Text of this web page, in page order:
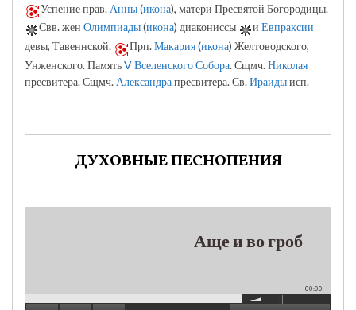
Успение прав. Анны(икона), матери Пресвятой Богородицы.
Свв. жен Олимпиады(икона) диакониссы и Евпраксии
девы, Тавеннской.
Прп.Макария(икона) Желтоводского,
Унженского. ПамятьV Вселенского Собора. Сщмч.Николая
пресвитера. Сщмч. Александрапресвитера. Св.Ираидыисп.
ДУХОВНЫЕ ПЕСНОПЕНИЯ
Аще и во гроб
00:00